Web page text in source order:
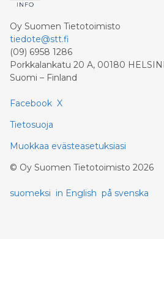
Oy Suomen Tietotoimisto
tiedote@stt.fi
(09) 6958 1286
Porkkalankatu 20 A, 00180
Suomi – Finland
Facebook X
Tietosuoja
Muokkaa evästeasetuksiasi
© Oy Suomen Tietotoimisto 2026
suomeksi in English på svenska